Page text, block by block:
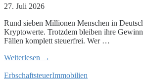
27. Juli 2026
Rund sieben Millionen Menschen in
Kryptowerte. Trotzdem bleiben ihre
Fällen komplett steuerfrei. Wer …
Weiterlesen →
ErbschaftsteuerImmobilien